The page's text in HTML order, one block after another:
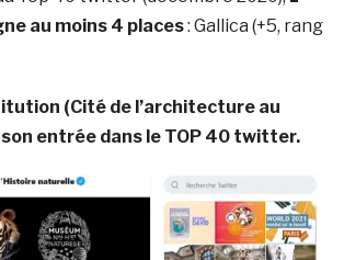
au moins 4 places: Gallica (+5, rang
(Cité de l’architecture au
entrée dans le TOP 40 twitter.